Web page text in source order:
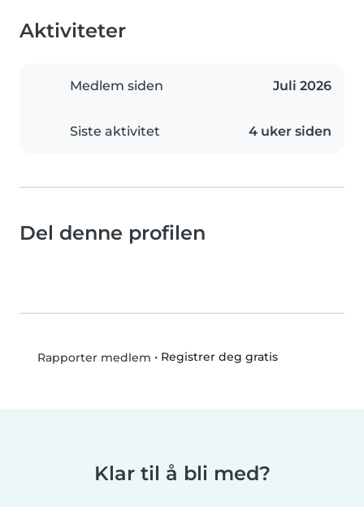
Aktiviteter
Medlem siden Juli 2026
Siste aktivitet 4 uker siden
Del denne profilen
Rapporter medlem • Registrer deg gratis
Klar til å bli med?